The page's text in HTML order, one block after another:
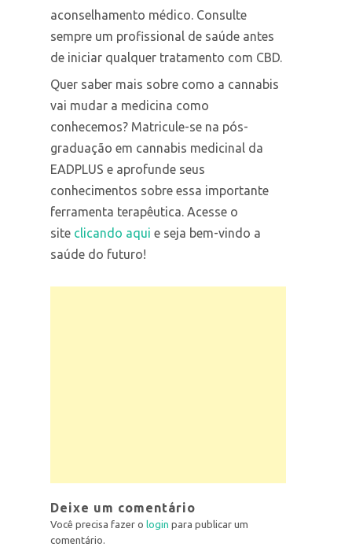
aconselhamento médico. Consulte
sempre um profissional de saúde antes
de iniciar qualquer tratamento com CBD.
Quer saber mais sobre como a cannabis
vai mudar a medicina como
conhecemos? Matricule-se na pós-
graduação em cannabis medicinal da
EADPLUS e aprofunde seus
conhecimentos sobre essa importante
ferramenta terapêutica. Acesse o
site clicando aqui e seja bem-vindo a
saúde do futuro!
Deixe um comentário
Você precisa fazer o login para publicar um
comentário.